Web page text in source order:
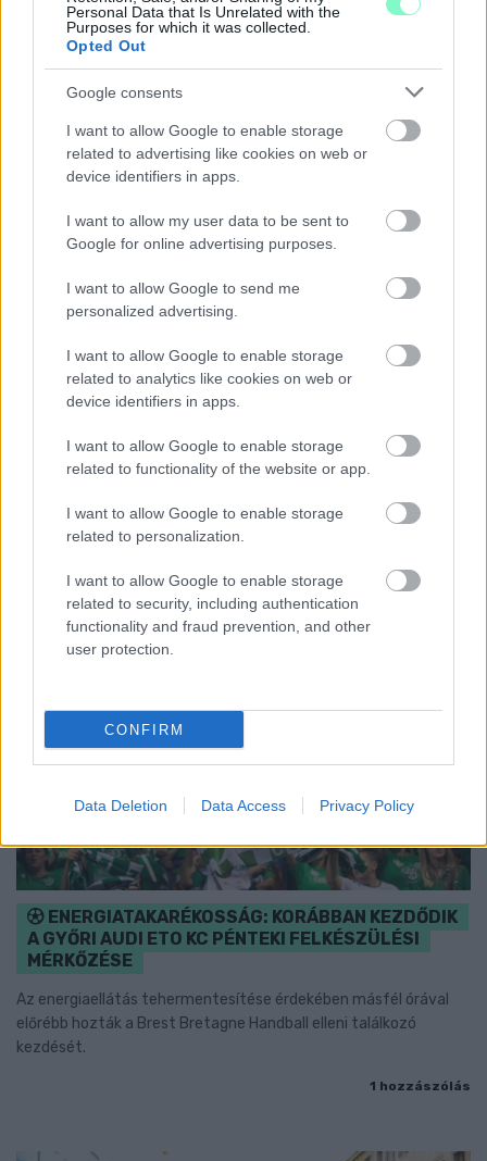
Personal Data that Is Unrelated with the
Purposes for which it was collected.
Opted Out
Google consents
I want to allow Google to enable storage
related to advertising like cookies on web or
device identifiers in apps.
I want to allow my user data to be sent to
Google for online advertising purposes.
I want to allow Google to send me
personalized advertising.
I want to allow Google to enable storage
related to analytics like cookies on web or
device identifiers in apps.
I want to allow Google to enable storage
related to functionality of the website or app.
I want to allow Google to enable storage
related to personalization.
I want to allow Google to enable storage
related to security, including authentication
functionality and fraud prevention, and other
user protection.
CONFIRM
Data Deletion Data Access Privacy Policy
A BAROKK ÖSSZES ÁRNYALATA ÉS MÉG EGY SOR
KIVÁLÓ PROGRAM VÁR MINDENKIT EZEN A HÉTVÉGÉN
GYŐRBEN
Középpontban a hagyományőrzés, de lesz Pogány Induló és
Majka koncert, jóga szeánsz, “borhajózás” és egy csomó minden
Szólj hozzá!
ENERGIATAKARÉKOSSÁG: KORÁBBAN KEZDŐDIK
A GYŐRI AUDI ETO KC PÉNTEKI FELKÉSZÜLÉSI
MÉRKŐZÉSE
Az energiaellátás tehermentesítése érdekében másfél órával
előrébb hozták a Brest Bretagne Handball elleni találkozó
kezdését.
1 hozzászólás